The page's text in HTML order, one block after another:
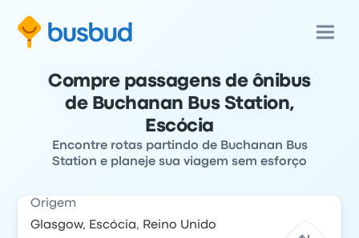
Compre passagens de ônibus
de Buchanan Bus Station,
Escócia
Encontre rotas partindo de Buchanan Bus
Station e planeje sua viagem sem esforço
Origem